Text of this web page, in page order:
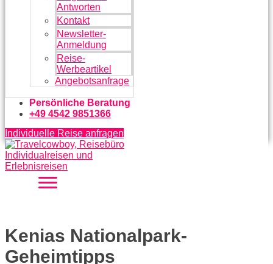
Antworten
Kontakt
Newsletter-
Anmeldung
Reise-
Werbeartikel
Angebotsanfrage
Persönliche Beratung
+49 4542 9851366
Individuelle Reise anfragen
Kenias Nationalpark-
Geheimtipps